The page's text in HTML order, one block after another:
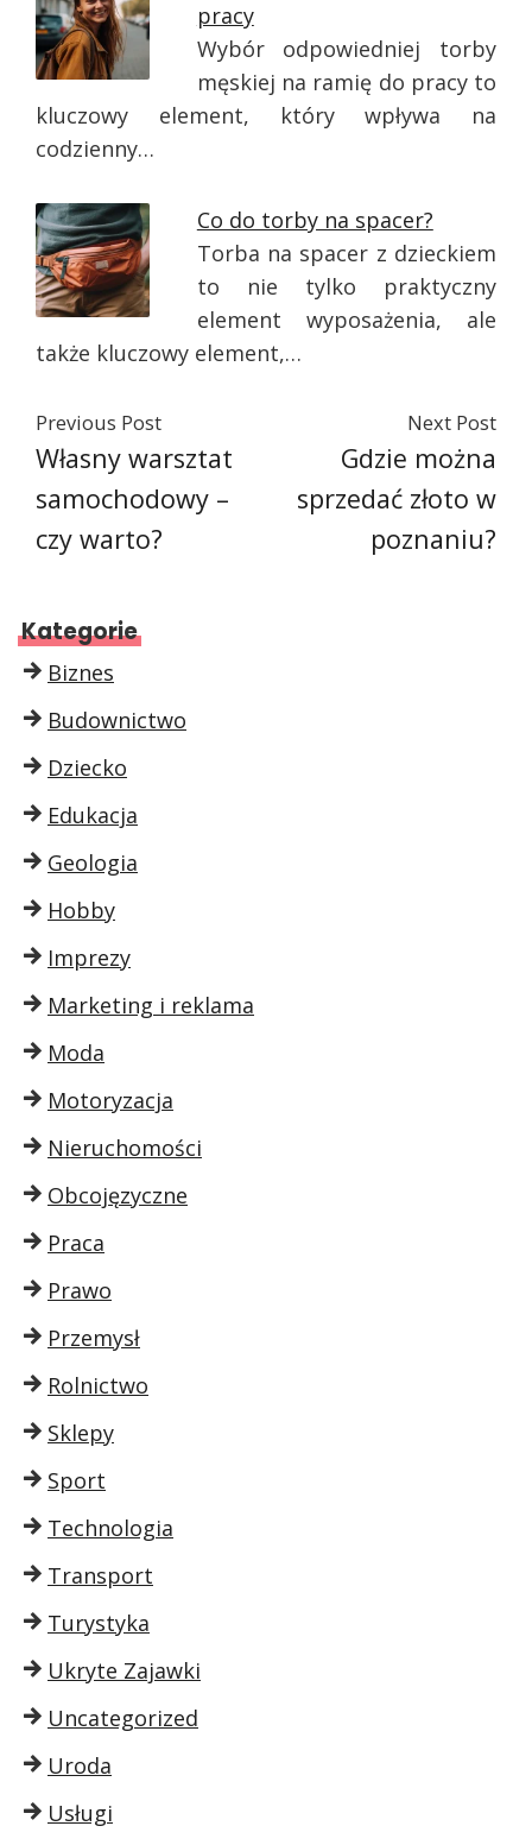
pracy
Wybór odpowiedniej torby
męskiej na ramię do pracy to
kluczowy element, który wpływa na
codzienny…
Co do torby na spacer?
Torba na spacer z dzieckiem
to nie tylko praktyczny
element wyposażenia, ale
także kluczowy element,…
Previous Post
Własny warsztat
samochodowy –
czy warto?
Next Post
Gdzie można
sprzedać złoto w
poznaniu?
Kategorie
Biznes
Budownictwo
Dziecko
Edukacja
Geologia
Hobby
Imprezy
Marketing i reklama
Moda
Motoryzacja
Nieruchomości
Obcojęzyczne
Praca
Prawo
Przemysł
Rolnictwo
Sklepy
Sport
Technologia
Transport
Turystyka
Ukryte Zajawki
Uncategorized
Uroda
Usługi